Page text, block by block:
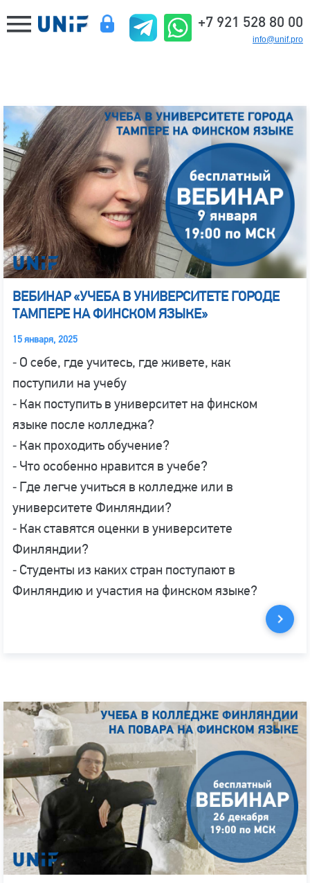
+7 921 528 80 00
info@unif.pro
ВЕБИНАР «УЧЕБА В УНИВЕРСИТЕТЕ ГОРОДЕ
ТАМПЕРЕ НА ФИНСКОМ ЯЗЫКЕ»
15 января, 2025
⁃ О себе, где учитесь, где живете, как
поступили на учебу
⁃ Как поступить в университет на финском
языке после колледжа?
⁃ Как проходить обучение?
⁃ Что особенно нравится в учебе?
⁃ Где легче учиться в колледже или в
университете Финляндии?
⁃ Как ставятся оценки в университете
Финляндии?
⁃ Студенты из каких стран поступают в
Финляндию и участия на финском языке?